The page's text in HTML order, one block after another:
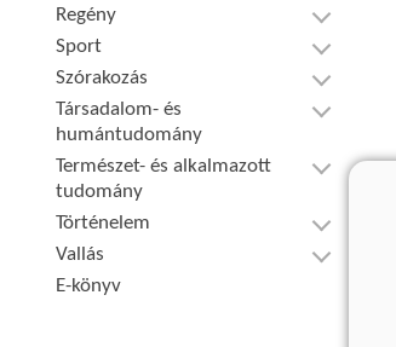
Regény
Sport
Szórakozás
Társadalom- és
humántudomány
Természet- és alkalmazott
tudomány
Történelem
Vallás
E-könyv